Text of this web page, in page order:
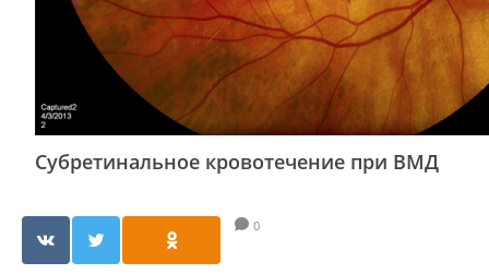
Cубретинальное кровотечение при ВМД
0